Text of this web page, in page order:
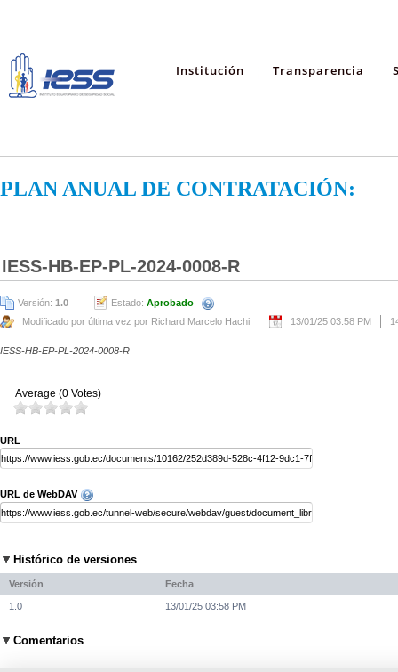
Institución Transparencia
PLAN ANUAL DE CONTRATACIÓN:
IESS-HB-EP-PL-2024-0008-R
Versión: 1.0 Estado: Aprobado
Modificado por última vez por Richard Marcelo Hachi
13/01/25 03:58 PM
IESS-HB-EP-PL-2024-0008-R
Average (0 Votes)
URL
URL de WebDAV
Histórico de versiones
Versión Fecha
1.0 13/01/25 03:58 PM
Comentarios